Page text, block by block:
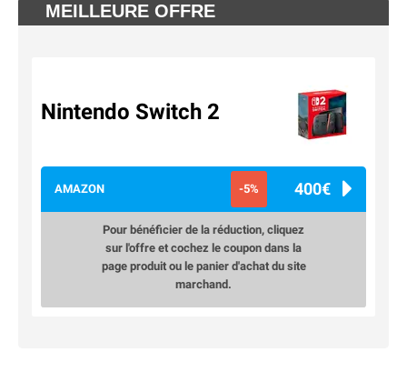
MEILLEURE OFFRE
Nintendo Switch 2
AMAZON -5% 400€
Pour bénéficier de la réduction, cliquez
sur l'offre et cochez le coupon dans la
page produit ou le panier d'achat du site
marchand.